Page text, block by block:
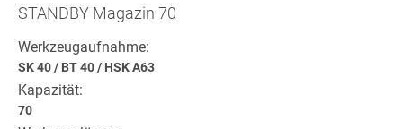
STANDBY Magazin 70
Werkzeugaufnahme:
SK 40/ BT 40/ HSK A63
Kapazität:
70